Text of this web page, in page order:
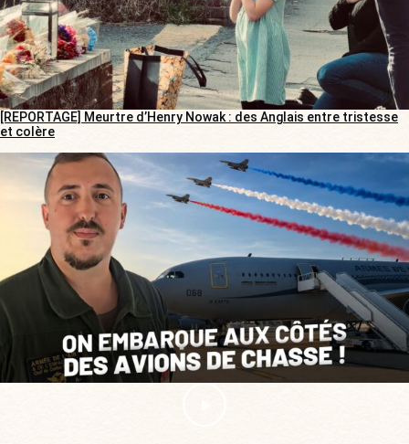
[REPORTAGE] Meurtre d’Henry Nowak : des Anglais entre tristesse
et colère